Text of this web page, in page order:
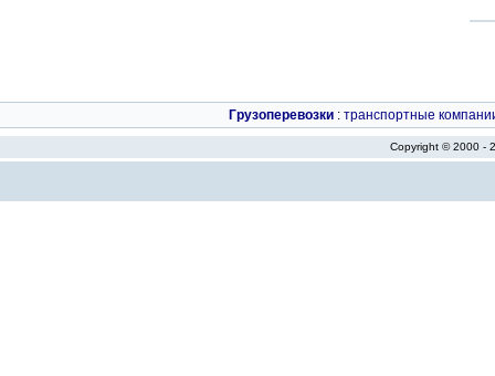
Грузоперевозки : транспортные
Copyright © 2000 -